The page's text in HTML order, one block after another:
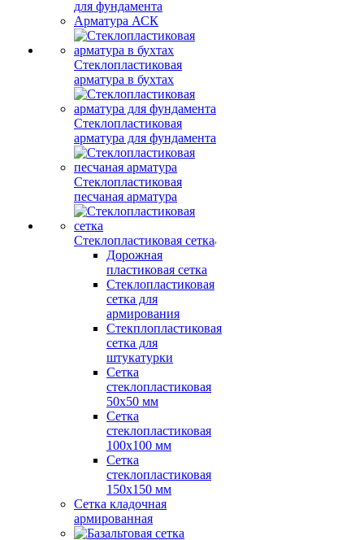
для фундамента
Арматура АСК
Стеклопластиковая
арматура в бухтах
Стеклопластиковая
арматура для фундамента
Стеклопластиковая
песчаная арматура
Стеклопластиковая сетка
Дорожная
пластиковая сетка
Стеклопластиковая
сетка для
армирования
Стекплопластиковая
сетка для
штукатурки
Сетка
стеклопластиковая
50x50 мм
Сетка
стеклопластиковая
100x100 мм
Сетка
стеклопластиковая
150x150 мм
Сетка кладочная
армированная